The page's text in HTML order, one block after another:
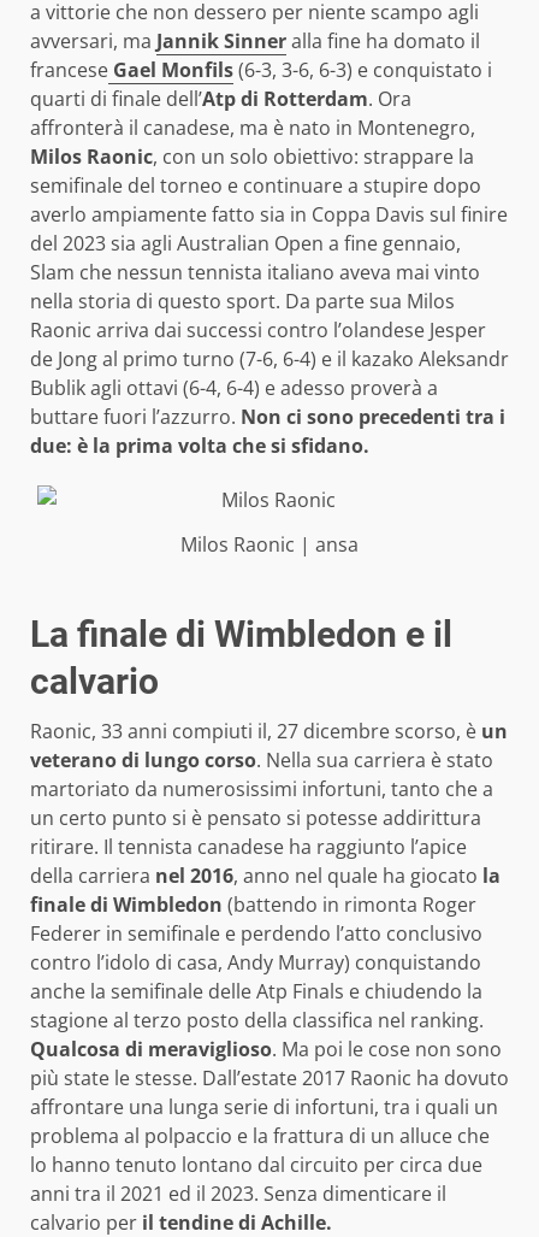
a vittorie che non dessero per niente scampo agli
avversari, ma Jannik Sinneralla fine ha domato il
francese Gael Monfils(6-3, 3-6, 6-3) e conquistato i
quarti di finale dell’Atp di Rotterdam. Ora
affronterà il canadese, ma è nato in Montenegro,
Milos Raonic, con un solo obiettivo: strappare la
semifinale del torneo e continuare a stupire dopo
averlo ampiamente fatto sia in Coppa Davis sul finire
del 2023 sia agli Australian Open a fine gennaio,
Slam che nessun tennista italiano aveva mai vinto
nella storia di questo sport. Da parte sua Milos
Raonic arriva dai successi contro l’olandese Jesper
de Jong al primo turno (7-6, 6-4) e il kazako Aleksandr
Bublik agli ottavi (6-4, 6-4) e adesso proverà a
buttare fuori l’azzurro. Non ci sono precedenti tra i
due: è la prima volta che si sfidano.
Milos Raonic | ansa
La finale di Wimbledon e il
calvario
Raonic, 33 anni compiuti il, 27 dicembre scorso, è un
veterano di lungo corso. Nella sua carriera è stato
martoriato da numerosissimi infortuni, tanto che a
un certo punto si è pensato si potesse addirittura
ritirare. Il tennista canadese ha raggiunto l’apice
della carriera nel 2016, anno nel quale ha giocato la
finale di Wimbledon (battendo in rimonta Roger
Federer in semifinale e perdendo l’atto conclusivo
contro l’idolo di casa, Andy Murray) conquistando
anche la semifinale delle Atp Finals e chiudendo la
stagione al terzo posto della classifica nel ranking.
Qualcosa di meraviglioso. Ma poi le cose non sono
più state le stesse. Dall’estate 2017 Raonic ha dovuto
affrontare una lunga serie di infortuni, tra i quali un
problema al polpaccio e la frattura di un alluce che
lo hanno tenuto lontano dal circuito per circa due
anni tra il 2021 ed il 2023. Senza dimenticare il
calvario per il tendine di Achille.